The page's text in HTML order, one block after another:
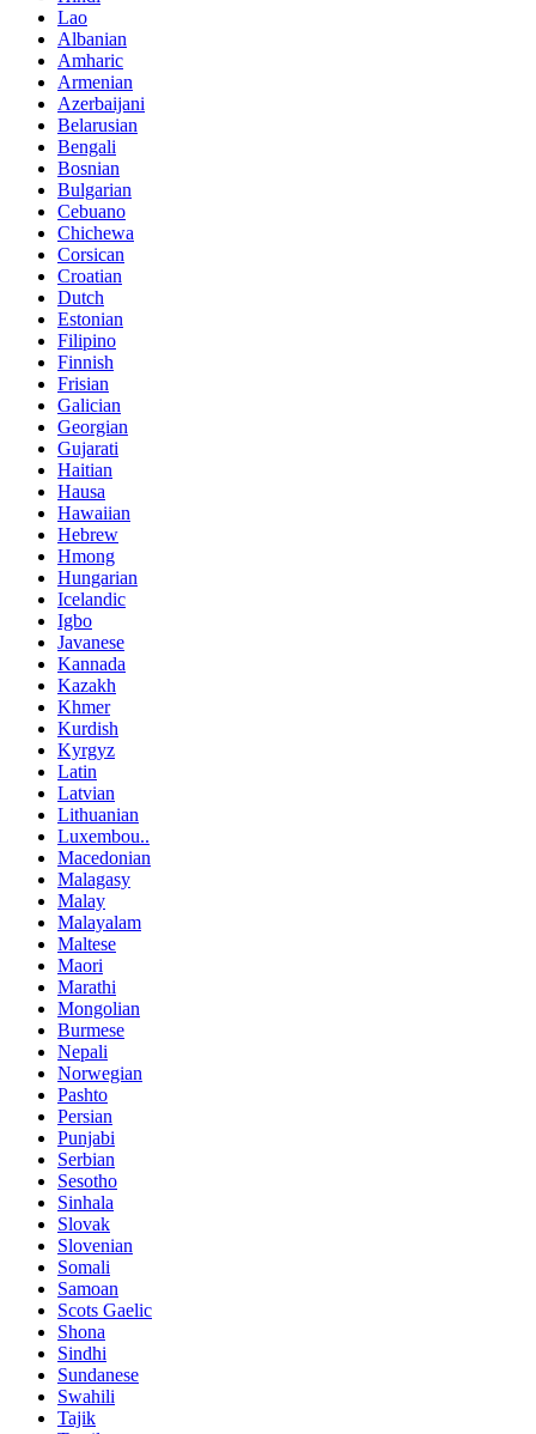
Lao
Albanian
Amharic
Armenian
Azerbaijani
Belarusian
Bengali
Bosnian
Bulgarian
Cebuano
Chichewa
Corsican
Croatian
Dutch
Estonian
Filipino
Finnish
Frisian
Galician
Georgian
Gujarati
Haitian
Hausa
Hawaiian
Hebrew
Hmong
Hungarian
Icelandic
Igbo
Javanese
Kannada
Kazakh
Khmer
Kurdish
Kyrgyz
Latin
Latvian
Lithuanian
Luxembou..
Macedonian
Malagasy
Malay
Malayalam
Maltese
Maori
Marathi
Mongolian
Burmese
Nepali
Norwegian
Pashto
Persian
Punjabi
Serbian
Sesotho
Sinhala
Slovak
Slovenian
Somali
Samoan
Scots Gaelic
Shona
Sindhi
Sundanese
Swahili
Tajik